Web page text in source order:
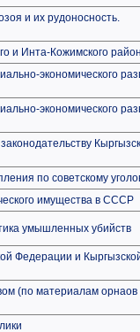
и их рудоносность.
и Инта-Кожимского
экономического
экономического
по советскому
имущества в СССР
умышленных убийств
Федерации и
(по материалам орнаов